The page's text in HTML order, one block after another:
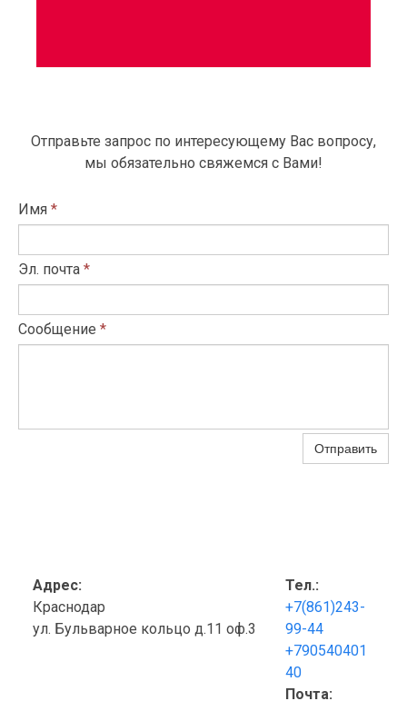
Отправьте запрос по интересующему Вас вопросу,
мы обязательно свяжемся с Вами!
Имя *
Эл. почта *
Сообщение *
Отправить
Адрес:
Краснодар
ул. Бульварное кольцо д.11 оф.3
Тел.:
+7(861)243-
99-44
+790540401
40
Почта: